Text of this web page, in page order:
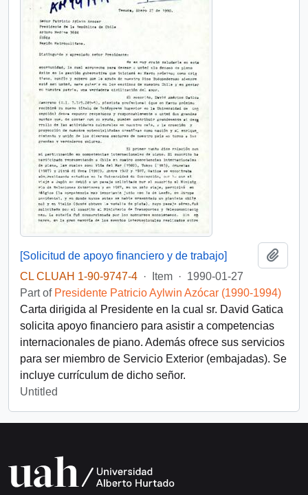
[Solicitud de apoyo financiero y de trabajo]
CL CLUAH 1-90-9747-4 · Item · 1990-01-27
Part of Presidente Patricio Aylwin Azócar (1990-1994)
Carta dirigida al Presidente en la cual sr. David Gatica
solicita apoyo financiero para asistir a competencias
internacionales de piano. Además ofrece sus servicios
para ser miembro de Servicio Exterior (embajadas). Se
incluye currículum de dicho señor.
Untitled